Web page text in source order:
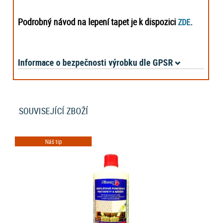
Podrobný návod na lepení tapet je k dispoziciZDE.
Informace o bezpečnosti výrobku dle GPSR
SOUVISEJÍCÍ ZBOŽÍ
Náš tip